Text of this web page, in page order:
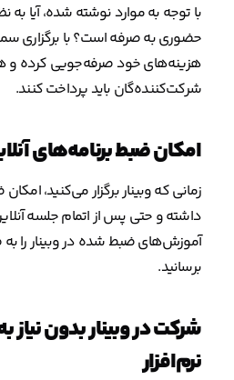
با توجه به موارد نوشته شده، آیا به
حضوری به صرفه است؟ با برگزاری
هزینه‌های خود صرفه‌‌جویی کرده و
شرکت‌کننده‌گان باید پرداخت کنند.
امکان ضبط برنامه‌های
زمانی که وبینار برگزار می‌کنید،
داشته و حتی پس از اتمام جلسه
آموزش‌های ضبط شده در وبینار را
برسانید.
شرکت در وبینار بدون نیاز
نرم‌افزار